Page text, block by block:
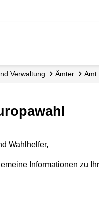
Verwaltung Ämter
Wahlhelfer,
Informationen zu